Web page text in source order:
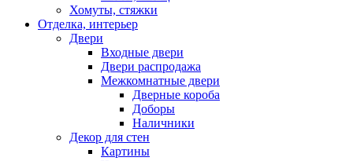
Хомуты, стяжки
Отделка, интерьер
Двери
Входные двери
Двери распродажа
Межкомнатные двери
Дверные короба
Доборы
Наличники
Декор для стен
Картины